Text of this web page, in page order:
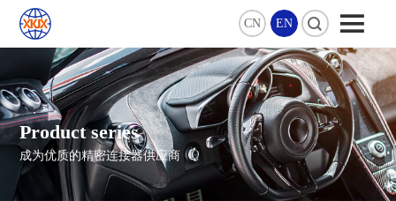
CN EN
Product series
成为优质的精密连接器供应商